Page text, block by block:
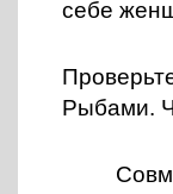
себе
Рыбами.